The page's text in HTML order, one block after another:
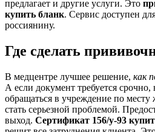
предлагает и другие услуги. Это
купить бланк. Сервис доступен
россиянину.
Где сделать
В медцентре лучшее решение, как
А если документ требуется
обращаться в учреждение по месту
стать серьезной проблемой.
выход. Сертификат 156/у-93